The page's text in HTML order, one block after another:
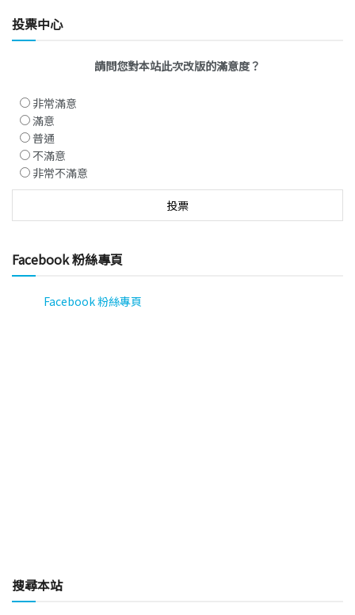
投票中心
請問您對本站此次改版的滿意度？
非常滿意
滿意
普通
不滿意
非常不滿意
Facebook 粉絲專頁
Facebook 粉絲專頁
搜尋本站